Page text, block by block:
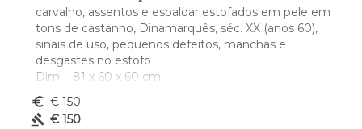
carvalho, assentos e espaldar estofados em pele em
tons de castanho, Dinamarquês, séc. XX (anos 60),
sinais de uso, pequenos defeitos, manchas e
desgastes no estofo
Dim. - 81 x 60 x 60 cm
euro_symbol € 150
gavel € 150